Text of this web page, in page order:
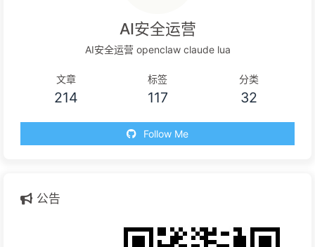
AI安全运营
AI安全运营 openclaw claude lua
文章
214
标签
117
分类
32
Follow Me
公告